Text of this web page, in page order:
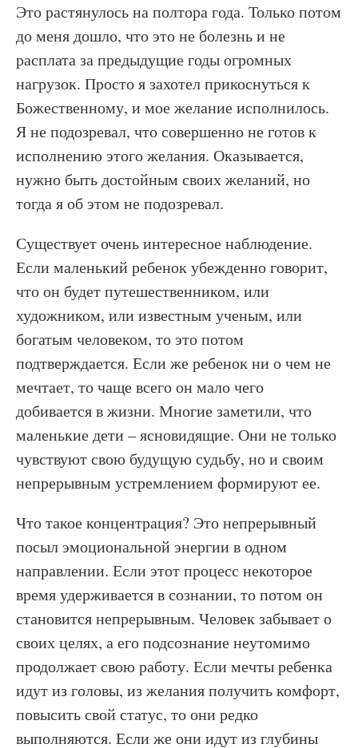
Это растянулось на полтора года. Только потом
до меня дошло, что это не болезнь и не
расплата за предыдущие годы огромных
нагрузок. Просто я захотел прикоснуться к
Божественному, и мое желание исполнилось.
Я не подозревал, что совершенно не готов к
исполнению этого желания. Оказывается,
нужно быть достойным своих желаний, но
тогда я об этом не подозревал.
Существует очень интересное наблюдение.
Если маленький ребенок убежденно говорит,
что он будет путешественником, или
художником, или известным ученым, или
богатым человеком, то это потом
подтверждается. Если же ребенок ни о чем не
мечтает, то чаще всего он мало чего
добивается в жизни. Многие заметили, что
маленькие дети – ясновидящие. Они не только
чувствуют свою будущую судьбу, но и своим
непрерывным устремлением формируют ее.
Что такое концентрация? Это непрерывный
посыл эмоциональной энергии в одном
направлении. Если этот процесс некоторое
время удерживается в сознании, то потом он
становится непрерывным. Человек забывает о
своих целях, а его подсознание неутомимо
продолжает свою работу. Если мечты ребенка
идут из головы, из желания получить комфорт,
повысить свой статус, то они редко
выполняются. Если же они идут из глубины